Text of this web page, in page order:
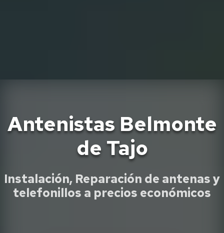
Antenistas Belmonte
de Tajo
Instalación, Reparación de antenas y
telefonillos a precios económicos